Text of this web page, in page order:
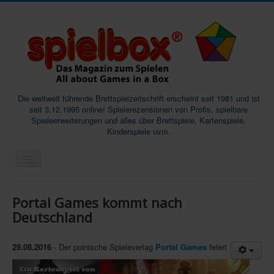
Die weltweit führende Brettspielzeitschrift erscheint seit 1981 und ist
seit 3.12.1995 online! Spielerezensionen von Profis, spielbare
Spieleerweiterungen und alles über Brettspiele, Kartenspiele,
Kinderspiele uvm.
Magazine
Podcast
Portal Games kommt nach
Deutschland
29.08.2016 - Der polnische Spieleverlag Portal Games feiert